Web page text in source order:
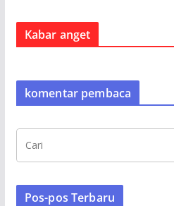
Kabar anget
komentar pembaca
Pos-pos Terbaru